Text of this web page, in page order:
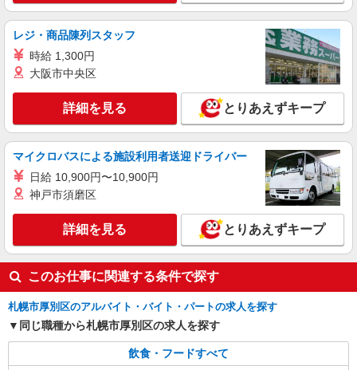
レジ・商品陳列スタッフ
時給 1,300円
大阪市中央区
詳細を見る とりあえずキープ
マイクロバスによる施設利用者送迎ドライバー
日給 10,900円〜10,900円
神戸市須磨区
詳細を見る とりあえずキープ
このお仕事に関連する条件で探す
札幌市厚別区のアルバイト・バイト・パートの求人を探す
同じ職種から札幌市厚別区の求人を探す
飲食・フードすべて